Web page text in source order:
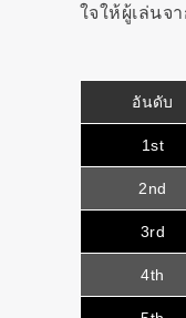
ใจให้ผู้เล่นจ
อันดับ
1st
2nd
3rd
4th